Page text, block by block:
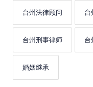
台州法律顾问 台
台州刑事律师 台
婚姻继承